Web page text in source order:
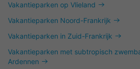
Vakantieparken op Vlieland
Vakantieparken Noord-Frankrijk
Vakantieparken in Zuid-Frankrijk
Vakantieparken met subtropisch
Ardennen